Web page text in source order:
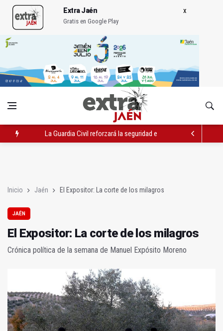
Extra Jaén
Gratis en Google Play
La Guardia Civil reforzará la seguridad el 12 de agosto por el
Inicio Jaén El Expositor: La corte de los milagros
JAÉN
El Expositor: La corte de los milagros
Crónica política de la semana de Manuel Expósito Moreno